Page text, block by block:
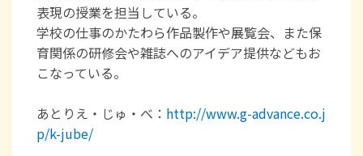
表現の授業を担当している。
学校の仕事のかたわら作品製作や展覧会、また保
育関係の研修会や雑誌へのアイデア提供などもお
こなっている。
あとりえ・じゅ・べ： http://www.g-advance.co.j
p/k-jube/